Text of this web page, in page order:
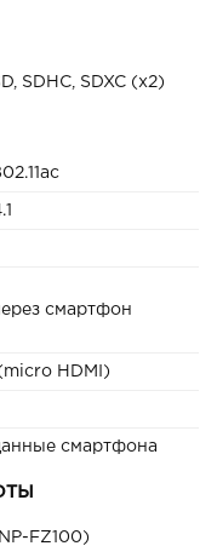
SDHC, SDXC (x2)
смартфон
HDMI)
смартфона
FZ100)